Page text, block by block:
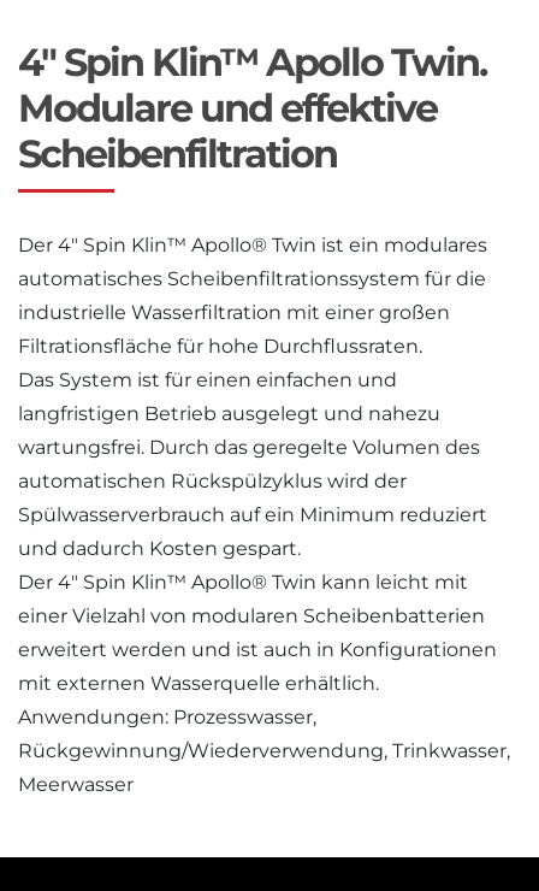
4" Spin Klin™ Apollo Twin.
Modulare und effektive
Scheibenfiltration
Der 4″ Spin Klin™ Apollo® Twin ist ein modulares
automatisches Scheibenfiltrationssystem für die
industrielle Wasserfiltration mit einer großen
Filtrationsfläche für hohe Durchflussraten.
Das System ist für einen einfachen und
langfristigen Betrieb ausgelegt und nahezu
wartungsfrei. Durch das geregelte Volumen des
automatischen Rückspülzyklus wird der
Spülwasserverbrauch auf ein Minimum reduziert
und dadurch Kosten gespart.
Der 4″ Spin Klin™ Apollo® Twin kann leicht mit
einer Vielzahl von modularen Scheibenbatterien
erweitert werden und ist auch in Konfigurationen
mit externen Wasserquelle erhältlich.
Anwendungen: Prozesswasser,
Rückgewinnung/Wiederverwendung, Trinkwasser,
Meerwasser